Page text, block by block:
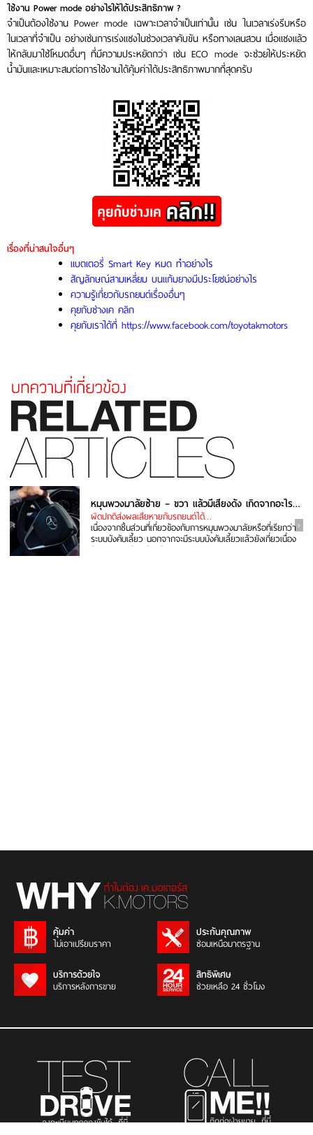
ใช้งาน Power mode อย่างไรให้ได้ประสิทธิภาพ ?
จำเป็นต้องใช้งาน Power mode เฉพาะเวลาจำเป็นเท่านั้น เช่น ในเวลาเร่งรีบหรือ
ในเวลาที่จำเป็น อย่างเช่นการเร่งแซงในช่วงเวลาคับขัน หรือทางเลนสวน เมื่อแซงแล้ว
ให้กลับมาใช้โหมดอื่นๆ ที่มีความประหยัดกว่า เช่น ECO mode จะช่วยให้ประหยัด
น้ำมันและเหมาะสมต่อการใช้งานได้คุ้มค่าได้ประสิทธิภาพมากที่สุดครับ
เรื่องที่น่าสนใจอื่นๆ
แบตเตอรี่ Smart Key หมด ทำอย่างไร
สัญลักษณ์สามเหลี่ยม บนแก้มยางมีประโยชน์อย่างไร
ความรู้เกี่ยวกับรถยนต์เรื่องอื่นๆ
คุยกับช่างเค คลิก
คุยกับเราได้ที่ https://www.facebook.com/toyotakmotors
หมุนพวงมาลัยซ้าย – ขวา แล้วมีเสียงดัง เกิดจากอะไร แก้ยังไง
ผิดปกติส่งผลเสียหายกับรถยนต์ได้…
เนื่องจากชิ้นส่วนที่เกี่ยวข้องกับการหมุนพวงมาลัยหรือที่เรียกว่า
ระบบบังคับเลี้ยว นอกจากจะมีระบบบังคับเลี้ยวแล้วยังเกี่ยวเนื่อง
กับระบบรองรับ...อ่านต่อ
คุ้มค่า
ไม่เอาเปรียบราคา
ประกันคุณภาพ
ซ่อมเหนือมาตรฐาน
บริการด้วยใจ
บริการหลังการขาย
สิทธิพิเศษ
ช่วยเหลือ 24 ชั่วโมง